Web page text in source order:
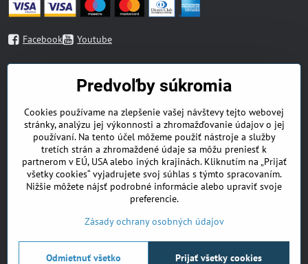
Facebook Youtube
Náboženská literatúra
Beletria
Odborná literatúra
Deti a mládež
Zdravá výživa
© Copyright
Predvoľby súkromia
Cookies používame na zlepšenie vašej návštevy tejto webovej
stránky, analýzu jej výkonnosti a zhromažďovanie údajov o jej
používaní. Na tento účel môžeme použiť nástroje a služby
tretích strán a zhromaždené údaje sa môžu preniesť k
partnerom v EÚ, USA alebo iných krajinách. Kliknutím na „Prijať
všetky cookies“ vyjadrujete svoj súhlas s týmto spracovaním.
Nižšie môžete nájsť podrobné informácie alebo upraviť svoje
preferencie.
Zásady ochrany osobných údajov
Prijať všetky cookies
Odmietnuť všetko